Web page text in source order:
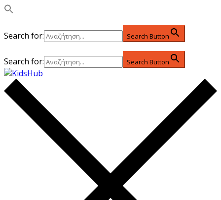
Search for: Search Button
Search for: Search Button